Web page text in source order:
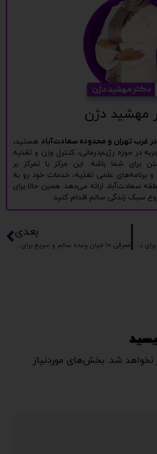
مهشید دژن
غرب تهران و محدوده سعادت‌آباد هستید،
در حوزه رژیم‌درمانی، کنترل وزن و تغذیه
برای شما باشه. این مرکز با تمرکز بر
علمی تغذیه، خدمات خود رو به
سعادت‌آباد ارائه می‌دهد. همین حالا برای
سبک زندگی سالم اقدام کنید.
تغذیه سالم چیست و چه فوایدی برای بدن دارد؟
بعدی
معرفی ۱۰ میان وعده سالم و سریع برای همه سنین
نخواهد شد. بخش‌های موردنیاز